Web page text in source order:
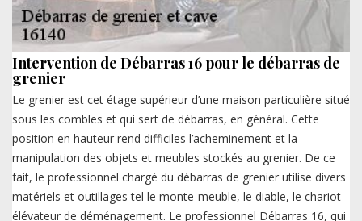
Intervention de Débarras 16 pour le débarras de
grenier
Le grenier est cet étage supérieur d’une maison particulière situé
sous les combles et qui sert de débarras, en général. Cette
position en hauteur rend difficiles l’acheminement et la
manipulation des objets et meubles stockés au grenier. De ce
fait, le professionnel chargé du débarras de grenier utilise divers
matériels et outillages tel le monte-meuble, le diable, le chariot
élévateur de déménagement. Le professionnel Débarras 16, qui